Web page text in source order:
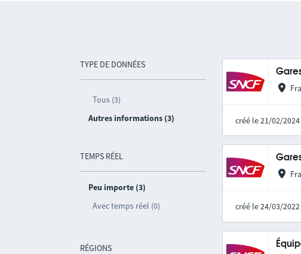
TYPE DE DONNÉES
Tous (3)
Autres informations (3)
TEMPS RÉEL
Peu importe (3)
Avec temps réel (0)
RÉGIONS
créé le 21/02/2024
créé le 24/03/2022